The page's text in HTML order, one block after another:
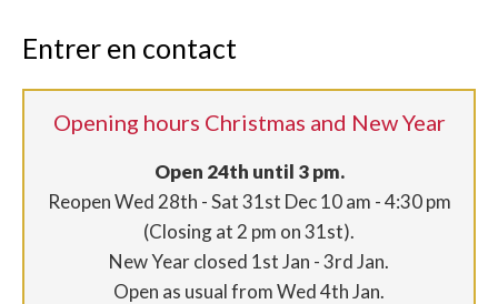
Entrer en contact
Opening hours Christmas and New Year
Open 24th until 3 pm.
Reopen Wed 28th - Sat 31st Dec 10 am - 4:30 pm
(Closing at 2 pm on 31st).
New Year closed 1st Jan - 3rd Jan.
Open as usual from Wed 4th Jan.